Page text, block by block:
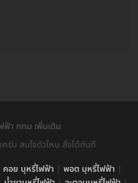
ฟ้า กทม เพิ่มเติม
รับ สนใจตัวไหน สั่งได้ทันที
คอย บุหรี่ไฟฟ้า | พอต บุหรี่ไฟฟ้า |